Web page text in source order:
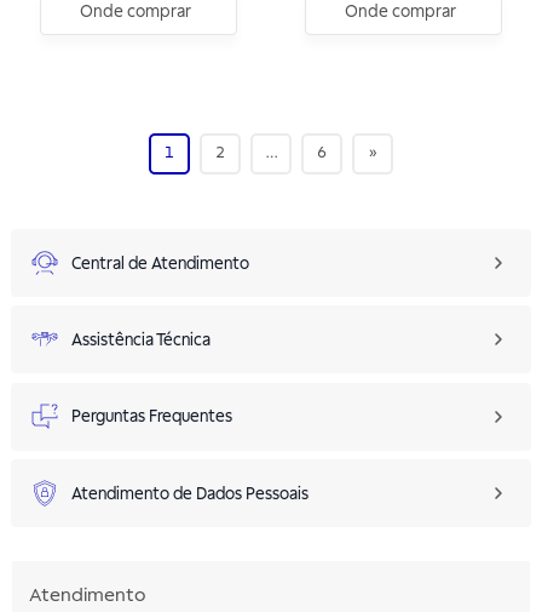
Onde comprar Onde comprar
1 2 … 6 »
Central de Atendimento
Assistência Técnica
Perguntas Frequentes
Atendimento de Dados Pessoais
Atendimento